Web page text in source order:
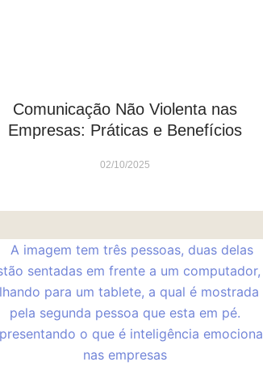
Comunicação Não Violenta nas
Empresas: Práticas e Benefícios
02/10/2025